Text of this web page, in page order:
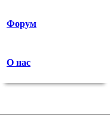
Форум
О нас